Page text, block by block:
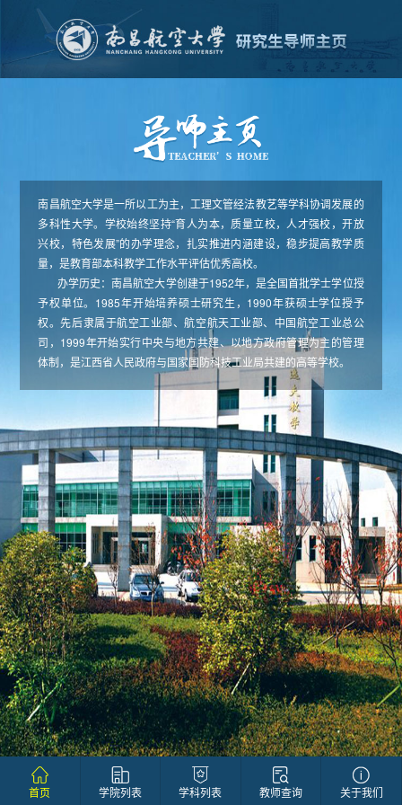
南昌航空大学是一所以工为主，工理文管经法教艺等学科协调发展的
多科性大学。学校始终坚持“育人为本，质量立校，人才强校，开放
兴校，特色发展”的办学理念，扎实推进内涵建设，稳步提高教学质
量，是教育部本科教学工作水平评估优秀高校。
办学历史：南昌航空大学创建于1952年，是全国首批学士学位授
予权单位。1985年开始培养硕士研究生，1990年获硕士学位授予
权。先后隶属于航空工业部、航空航天工业部、中国航空工业总公
司，1999年开始实行中央与地方共建、以地方政府管理为主的管理
体制，是江西省人民政府与国家国防科技工业局共建的高等学校。
首页 学院列表 学科列表 教师查询 关于我们